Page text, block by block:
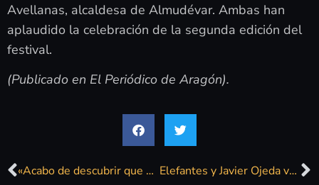
Avellanas, alcaldesa de Almudévar. Ambas han
aplaudido la celebración de la segunda edición del
festival.
(Publicado en El Periódico de Aragón).
«Acabo de descubrir que mi tatarabuelo era de Osuna» Elefantes y Javier Ojeda volverán a «subirse» al Festival Metrop de Almudévar